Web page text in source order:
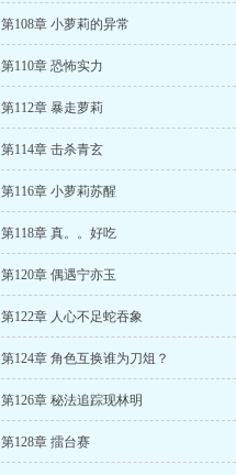
第108章 小萝莉的异常
第110章 恐怖实力
第112章 暴走萝莉
第114章 击杀青玄
第116章 小萝莉苏醒
第118章 真。。好吃
第120章 偶遇宁亦玉
第122章 人心不足蛇吞象
第124章 角色互换谁为刀俎？
第126章 秘法追踪现林明
第128章 擂台赛